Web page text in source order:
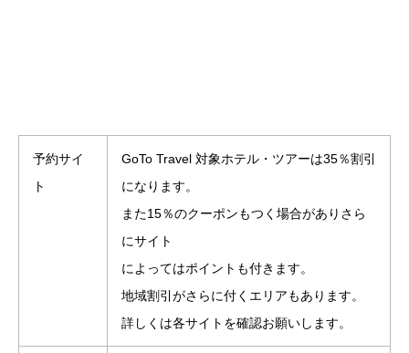
予約サイ
ト
GoTo Travel 対象ホテル・ツアーは35％割引
になります。
また15％のクーポンもつく場合がありさら
にサイト
によってはポイントも付きます。
地域割引がさらに付くエリアもあります。
詳しくは各サイトを確認お願いします。